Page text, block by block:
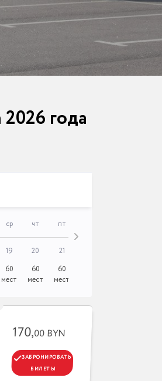
года
ср
19
60
мест
чт
20
60
мест
пт
21
60
мест
170,00 BYN
ЗАБРОНИРОВАТЬ
БИЛЕТЫ